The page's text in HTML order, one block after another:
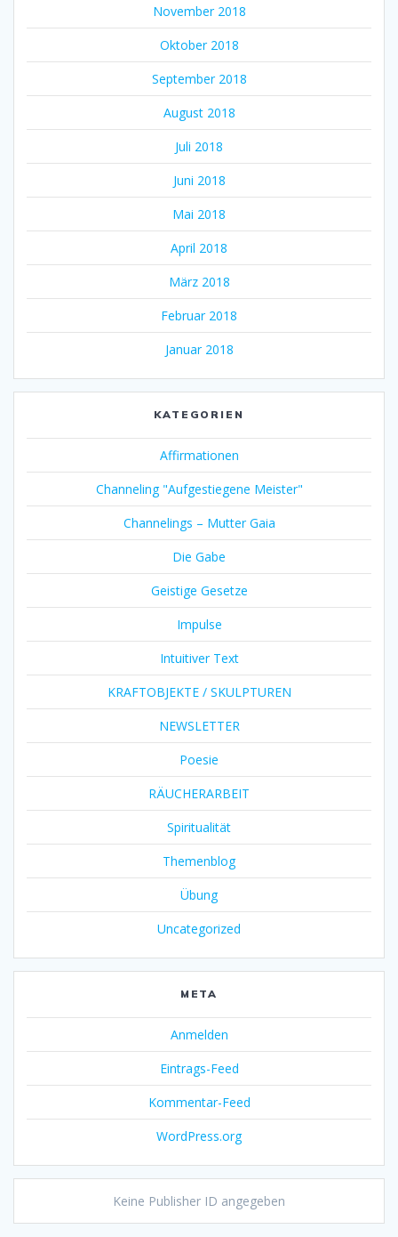
November 2018
Oktober 2018
September 2018
August 2018
Juli 2018
Juni 2018
Mai 2018
April 2018
März 2018
Februar 2018
Januar 2018
KATEGORIEN
Affirmationen
Channeling "Aufgestiegene Meister"
Channelings – Mutter Gaia
Die Gabe
Geistige Gesetze
Impulse
Intuitiver Text
KRAFTOBJEKTE / SKULPTUREN
NEWSLETTER
Poesie
RÄUCHERARBEIT
Spiritualität
Themenblog
Übung
Uncategorized
META
Anmelden
Eintrags-Feed
Kommentar-Feed
WordPress.org
Keine Publisher ID angegeben